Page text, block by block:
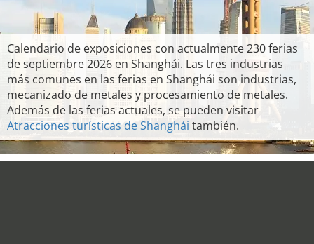
Calendario de exposiciones con actualmente 230 ferias
de septiembre 2026 en Shanghái. Las tres industrias
más comunes en las ferias en Shanghái son industrias,
mecanizado de metales y procesamiento de metales.
Además de las ferias actuales, se pueden visitar
Atracciones turísticas de Shanghái también.